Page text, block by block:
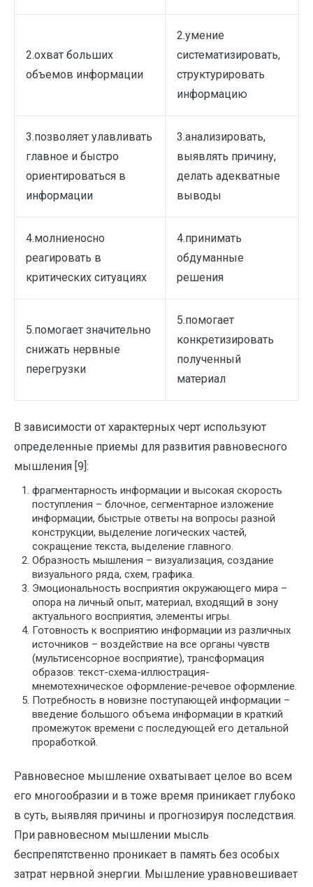
2.охват больших
объемов информации
2.умение
систематизировать,
структурировать
информацию
3.позволяет улавливать
главное и быстро
ориентироваться в
информации
3.анализировать,
выявлять причину,
делать адекватные
выводы
4.молниеносно
реагировать в
критических ситуациях
4.принимать
обдуманные
решения
5.помогает значительно
снижать нервные
перегрузки
5.помогает
конкретизировать
полученный
материал
В зависимости от характерных черт используют
определенные приемы для развития равновесного
мышления [9]:
фрагментарность информации и высокая скорость
поступления – блочное, сегментарное изложение
информации, быстрые ответы на вопросы разной
конструкции, выделение логических частей,
сокращение текста, выделение главного.
Образность мышления – визуализация, создание
визуального ряда, схем, графика.
Эмоциональность восприятия окружающего мира –
опора на личный опыт, материал, входящий в зону
актуального восприятия, элементы игры.
Готовность к восприятию информации из различных
источников – воздействие на все органы чувств
(мультисенсорное восприятие), трансформация
образов: текст-схема-иллюстрация-
мнемотехническое оформление-речевое оформление.
Потребность в новизне поступающей информации –
введение большого объема информации в краткий
промежуток времени с последующей его детальной
проработкой.
Равновесное мышление охватывает целое во всем
его многообразии и в тоже время приникает глубоко
в суть, выявляя причины и прогнозируя последствия.
При равновесном мышлении мысль
беспрепятственно проникает в память без особых
затрат нервной энергии. Мышление уравновешивает